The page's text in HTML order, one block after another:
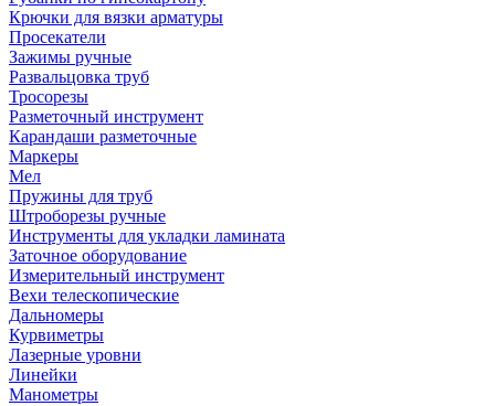
Крючки для вязки арматуры
Просекатели
Зажимы ручные
Развальцовка труб
Тросорезы
Разметочный инструмент
Карандаши разметочные
Маркеры
Мел
Пружины для труб
Штроборезы ручные
Инструменты для укладки ламината
Заточное оборудование
Измерительный инструмент
Вехи телескопические
Дальномеры
Курвиметры
Лазерные уровни
Линейки
Манометры